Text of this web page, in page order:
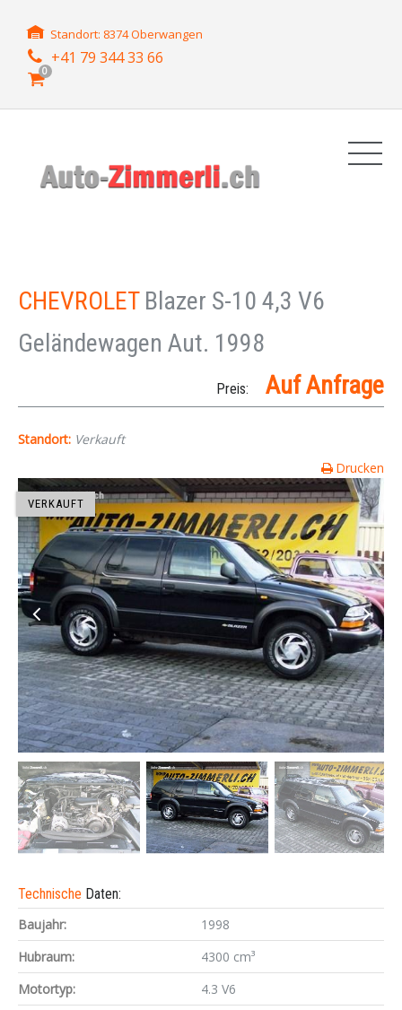
Standort: 8374 Oberwangen
+41 79 344 33 66
0
CHEVROLET Blazer S-10 4,3 V6
Geländewagen Aut. 1998
Preis: Auf Anfrage
Standort: Verkauft
Drucken
VERKAUFT
Technische Daten:
Baujahr:
1998
Hubraum:
4300 cm³
Motortyp:
4.3 V6